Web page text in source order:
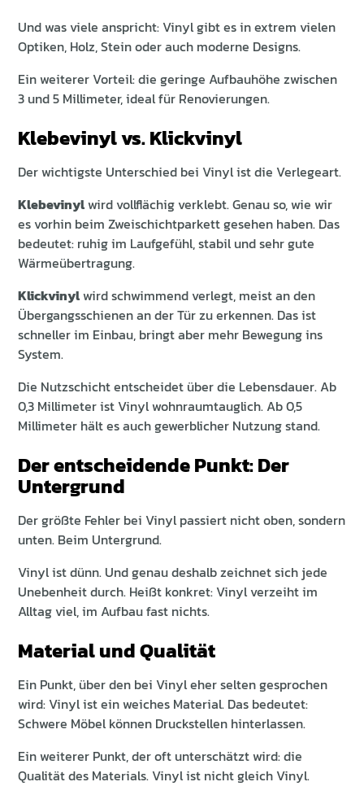
Und was viele anspricht: Vinyl gibt es in extrem vielen
Optiken, Holz, Stein oder auch moderne Designs.
Ein weiterer Vorteil: die geringe Aufbauhöhe zwischen
3 und 5 Millimeter, ideal für Renovierungen.
Klebevinyl vs. Klickvinyl
Der wichtigste Unterschied bei Vinyl ist die Verlegeart.
Klebevinylwird vollflächig verklebt. Genau so, wie wir
es vorhin beim Zweischichtparkett gesehen haben. Das
bedeutet: ruhig im Laufgefühl, stabil und sehr gute
Wärmeübertragung.
Klickvinylwird schwimmend verlegt, meist an den
Übergangsschienen an der Tür zu erkennen. Das ist
schneller im Einbau, bringt aber mehr Bewegung ins
System.
Die Nutzschicht entscheidet über die Lebensdauer. Ab
0,3 Millimeter ist Vinyl wohnraumtauglich. Ab 0,5
Millimeter hält es auch gewerblicher Nutzung stand.
Der entscheidende Punkt: Der
Untergrund
Der größte Fehler bei Vinyl passiert nicht oben, sondern
unten. Beim Untergrund.
Vinyl ist dünn. Und genau deshalb zeichnet sich jede
Unebenheit durch. Heißt konkret: Vinyl verzeiht im
Alltag viel, im Aufbau fast nichts.
Material und Qualität
Ein Punkt, über den bei Vinyl eher selten gesprochen
wird: Vinyl ist ein weiches Material. Das bedeutet:
Schwere Möbel können Druckstellen hinterlassen.
Ein weiterer Punkt, der oft unterschätzt wird: die
Qualität des Materials. Vinyl ist nicht gleich Vinyl.